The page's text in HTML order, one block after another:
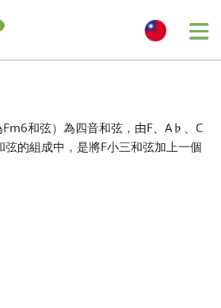
Fm6和弦）為四音和弦，由F、A♭ 、C
的組成中，是將F小三和弦加上一個